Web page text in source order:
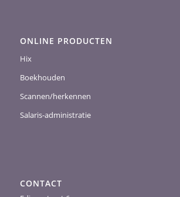
ONLINE PRODUCTEN
Hix
Boekhouden
Scannen/herkennen
Salaris-administratie
CONTACT